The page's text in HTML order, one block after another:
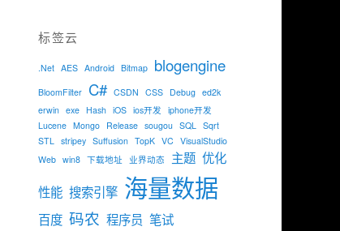
标签云
.Net AES Android Bitmap blogengine
BloomFilter C# CSDN CSS Debug ed2k
erwin exe Hash iOS ios开发 iphone开发
Lucene Mongo Release sougou SQL Sqrt
STL stripey Suffusion TopK VC VisualStudio
Web win8 下载地址 业界动态 主题 优化
性能 搜索引擎 海量数据
百度 码农 程序员 笔试